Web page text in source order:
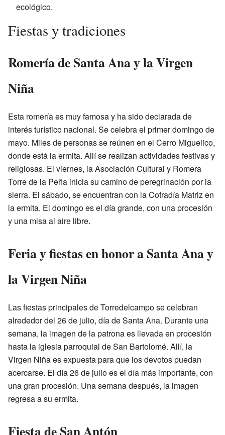
ecológico.
Fiestas y tradiciones
Romería de Santa Ana y la Virgen
Niña
Esta romería es muy famosa y ha sido declarada de
interés turístico nacional. Se celebra el primer domingo de
mayo. Miles de personas se reúnen en el Cerro Miguelico,
donde está la ermita. Allí se realizan actividades festivas y
religiosas. El viernes, la Asociación Cultural y Romera
Torre de la Peña inicia su camino de peregrinación por la
sierra. El sábado, se encuentran con la Cofradía Matriz en
la ermita. El domingo es el día grande, con una procesión
y una misa al aire libre.
Feria y fiestas en honor a Santa Ana y
la Virgen Niña
Las fiestas principales de Torredelcampo se celebran
alrededor del 26 de julio, día de Santa Ana. Durante una
semana, la imagen de la patrona es llevada en procesión
hasta la iglesia parroquial de San Bartolomé. Allí, la
Virgen Niña es expuesta para que los devotos puedan
acercarse. El día 26 de julio es el día más importante, con
una gran procesión. Una semana después, la imagen
regresa a su ermita.
Fiesta de San Antón